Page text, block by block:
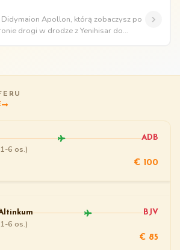
Apollon, którą zobaczysz po
drogi w drodze z Yenihisar do
ADB
6 os.)
€ 100
BJV
6 os.)
€ 85